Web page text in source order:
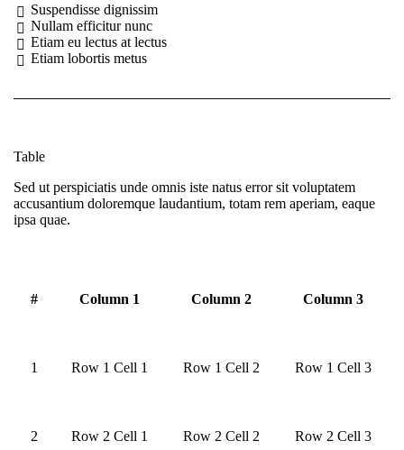
Suspendisse dignissim
Nullam efficitur nunc
Etiam eu lectus at lectus
Etiam lobortis metus
Table
Sed ut perspiciatis unde omnis iste natus error sit voluptatem
accusantium doloremque laudantium, totam rem aperiam, eaque
ipsa quae.
# Column 1 Column 2 Column 3
1 Row 1 Cell 1 Row 1 Cell 2 Row 1 Cell 3
2 Row 2 Cell 1 Row 2 Cell 2 Row 2 Cell 3